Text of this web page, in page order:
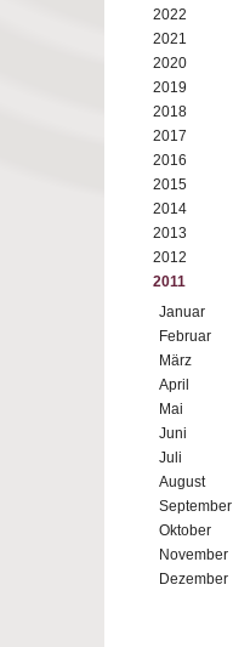
2022
2021
2020
2019
2018
2017
2016
2015
2014
2013
2012
2011
Januar
Februar
März
April
Mai
Juni
Juli
August
September
Oktober
November
Dezember